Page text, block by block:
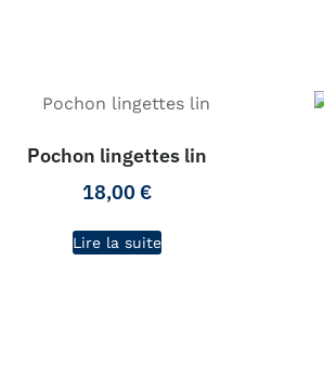
Pochon lingettes lin
18,00 €
Lire la suite